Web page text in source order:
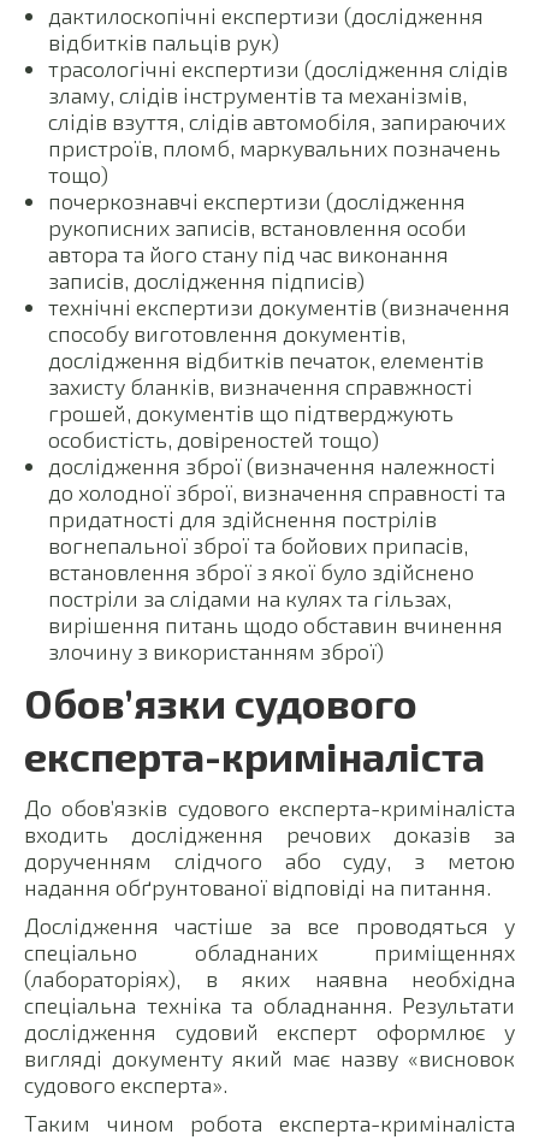
дактилоскопічні експертизи (дослідження
відбитків пальців рук)
трасологічні експертизи (дослідження слідів
зламу, слідів інструментів та механізмів,
слідів взуття, слідів автомобіля, запираючих
пристроїв, пломб, маркувальних позначень
тощо)
почеркознавчі експертизи (дослідження
рукописних записів, встановлення особи
автора та його стану під час виконання
записів, дослідження підписів)
технічні експертизи документів (визначення
способу виготовлення документів,
дослідження відбитків печаток, елементів
захисту бланків, визначення справжності
грошей, документів що підтверджують
особистість, довіреностей тощо)
дослідження зброї (визначення належності
до холодної зброї, визначення справності та
придатності для здійснення пострілів
вогнепальної зброї та бойових припасів,
встановлення зброї з якої було здійснено
постріли за слідами на кулях та гільзах,
вирішення питань щодо обставин вчинення
злочину з використанням зброї)
Обов’язки судового
експерта-криміналіста
До обов’язків судового експерта-криміналіста
входить дослідження речових доказів за
дорученням слідчого або суду, з метою
надання обґрунтованої відповіді на питання.
Дослідження частіше за все проводяться у
спеціально обладнаних приміщеннях
(лабораторіях), в яких наявна необхідна
спеціальна техніка та обладнання. Результати
дослідження судовий експерт оформлює у
вигляді документу який має назву «висновок
судового експерта».
Таким чином робота експерта-криміналіста